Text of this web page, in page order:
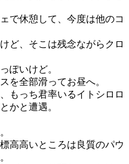
で休憩して、今度は他のコ
ど、そこは残念ながらクロ
ぽいけど。
を全部滑ってお昼へ。
もっち君率いるイトシロロ
かと遭遇。
高高いところは良質のパウ